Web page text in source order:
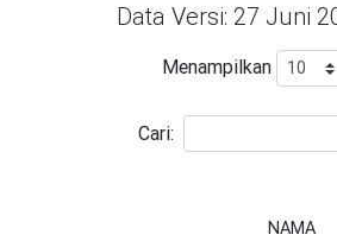
Data Versi: 27 Juni
Menampilkan
Cari:
NAMA